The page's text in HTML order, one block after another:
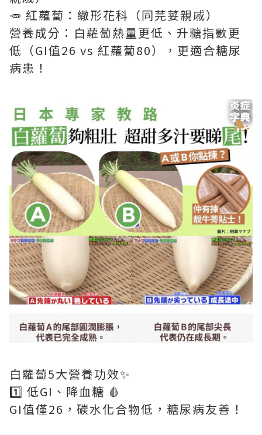
🥕 紅蘿蔔：繖形花科（同芫荽親戚）
營養成分：白蘿蔔熱量更低、升糖指數更
低（GI值26 vs 紅蘿蔔80），更適合糖尿
病患！
白蘿蔔5大營養功效✨
1️⃣ 低GI、降血糖 🩸
GI值僅26，碳水化合物低，糖尿病友善！